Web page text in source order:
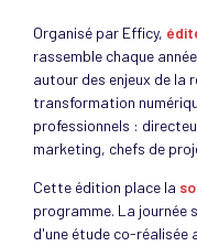
Organisé par Efficy,
rassemble chaque
autour des enjeux de la
transformation
professionnels :
marketing, chefs de
Cette édition place la
programme. La journée
d'une étude co-réalisée